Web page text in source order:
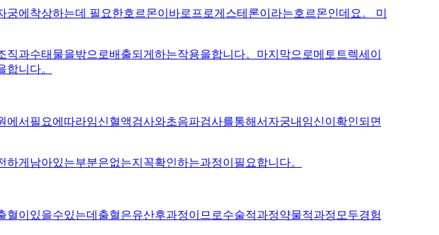
에착상하는데 필요한호르몬이바로프로게스테론이라는호르몬인데요。 미
과수태물을밖으로배출되게하는작용을합니다。마지막으로메토트렉세이
니다。
서필요에따라임신혈액검사와초음파검사를통해서자궁내임신이확인되면
게남아있는부분은없는지꼭확인하는과정이필요합니다。
이있을수있는데출혈은유산후과정이므로수술적과정약물적과정모두경험